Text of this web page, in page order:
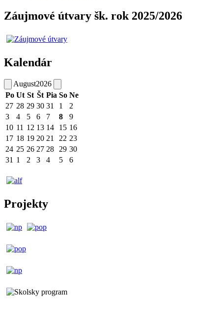
Záujmové útvary šk. rok 2025/2026
Kalendár
August2026
Po Ut St Št Pia So Ne
27 28 29 30 31 1
2
3
4 5 6 7 8
9
10 11 12 13 14 15 16
17 18 19 20 21 22 23
24 25 26 27 28 29 30
31 1 2 3 4 5 6
Projekty